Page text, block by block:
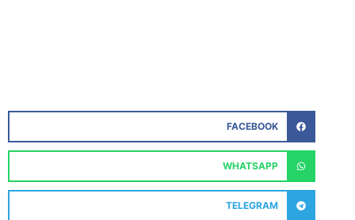
FACEBOOK
WHATSAPP
TELEGRAM